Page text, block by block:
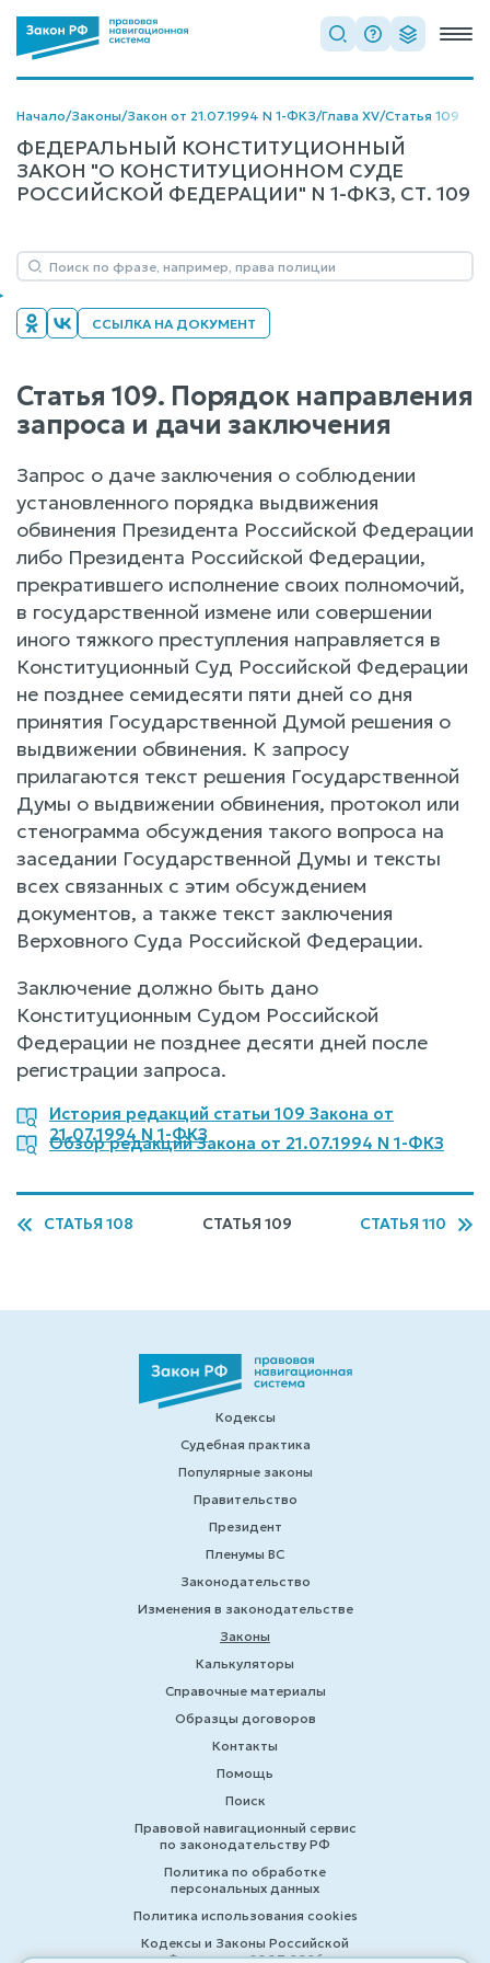
Начало/Законы/Закон от 21.07.1994 N 1-ФКЗ/Глава XV/Статья 109
ФЕДЕРАЛЬНЫЙ КОНСТИТУЦИОННЫЙ
ЗАКОН "О КОНСТИТУЦИОННОМ СУДЕ
РОССИЙСКОЙ ФЕДЕРАЦИИ" N 1-ФКЗ, СТ. 109
ССЫЛКА НА ДОКУМЕНТ
Статья 109. Порядок направления
запроса и дачи заключения
Запрос о даче заключения о соблюдении
установленного порядка выдвижения
обвинения Президента Российской Федерации
либо Президента Российской Федерации,
прекратившего исполнение своих полномочий,
в государственной измене или совершении
иного тяжкого преступления направляется в
Конституционный Суд Российской Федерации
не позднее семидесяти пяти дней со дня
принятия Государственной Думой решения о
выдвижении обвинения. К запросу
прилагаются текст решения Государственной
Думы о выдвижении обвинения, протокол или
стенограмма обсуждения такого вопроса на
заседании Государственной Думы и тексты
всех связанных с этим обсуждением
документов, а также текст заключения
Верховного Суда Российской Федерации.
Заключение должно быть дано
Конституционным Судом Российской
Федерации не позднее десяти дней после
регистрации запроса.
История редакций статьи 109 Закона от
21.07.1994 N 1-ФКЗ
Обзор редакций Закона от 21.07.1994 N 1-ФКЗ
СТАТЬЯ 108 СТАТЬЯ 109 СТАТЬЯ 110
Кодексы
Судебная практика
Популярные законы
Правительство
Президент
Пленумы ВС
Законодательство
Изменения в законодательстве
Законы
Калькуляторы
Справочные материалы
Образцы договоров
Контакты
Помощь
Поиск
Правовой навигационный сервис
по законодательству РФ
Политика по обработке
персональных данных
Политика использования cookies
Кодексы и Законы Российской
Федерации 2007-2026